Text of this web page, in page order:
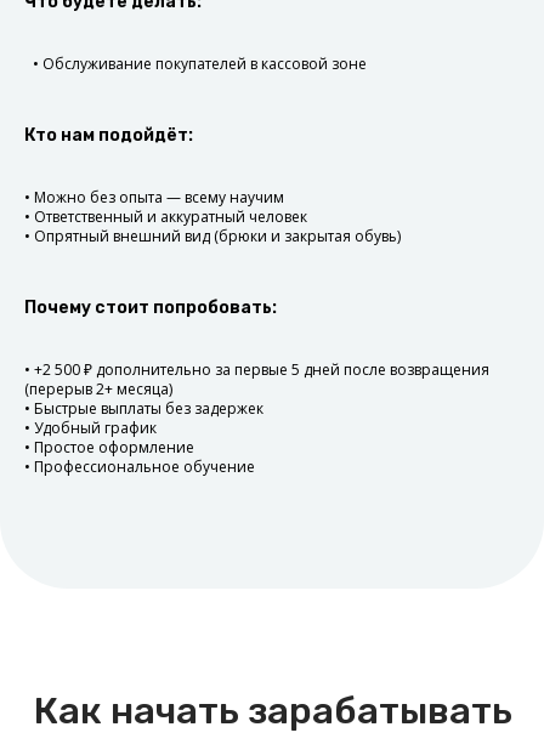
• Обслуживание покупателей в кассовой зоне
Кто нам подойдёт:
• Можно без опыта — всему научим
• Ответственный и аккуратный человек
• Опрятный внешний вид (брюки и закрытая обувь)
Почему стоит попробовать:
• +2 500 ₽ дополнительно за первые 5 дней после возвращения
(перерыв 2+ месяца)
• Быстрые выплаты без задержек
• Удобный график
• Простое оформление
• Профессиональное обучение
Отработайте смену
Куратор перезвонит вам
компанию, а также удобную
Приходите на работу
В течение суток после смены
получите оплату на банковскую
карту.